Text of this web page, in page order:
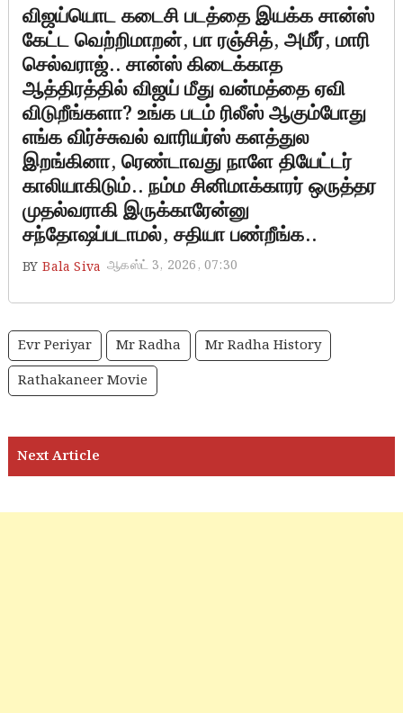
விஜய்யொட கடைசி படத்தை இயக்க சான்ஸ்
கேட்ட வெற்றிமாறன், பா ரஞ்சித், அமீர், மாரி
செல்வராஜ்.. சான்ஸ் கிடைக்காத
ஆத்திரத்தில் விஜய் மீது வன்மத்தை ஏவி
விடுறீங்களா? உங்க படம் ரிலீஸ் ஆகும்போது
எங்க விர்ச்சுவல் வாரியர்ஸ் களத்துல
இறங்கினா, ரெண்டாவது நாளே தியேட்டர்
காலியாகிடும்.. நம்ம சினிமாக்காரர் ஒருத்தர
முதல்வராகி இருக்காரேன்னு
சந்தோஷப்படாமல், சதியா பண்றீங்க..
BY Bala Siva ஆகஸ்ட் 3, 2026, 07:30
Evr Periyar Mr Radha
Mr Radha History
Rathakaneer Movie